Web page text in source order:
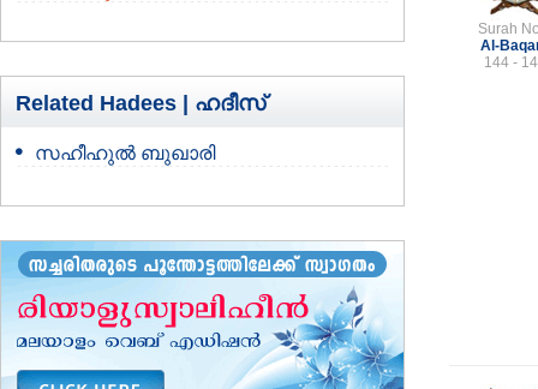
Related Hadees | ഹദീസ്
സഹീഹുല്‍ ബുഖാരി
Surah
Al-
144 -